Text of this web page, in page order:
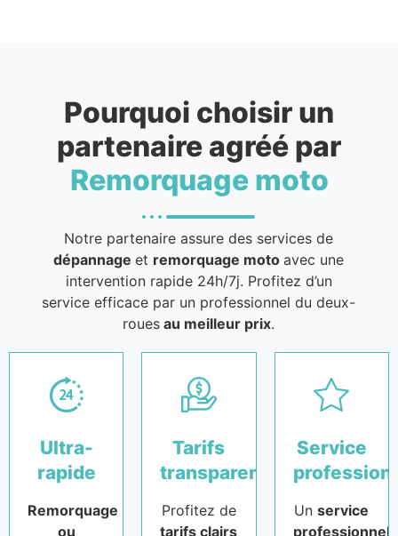
Pourquoi choisir un
partenaire agréé par
Remorquage moto
Notre partenaire assure des services de
dépannageet remorquage motoavec une
intervention rapide 24h/7j. Profitez d’un
service efficace par un professionnel du deux-
roues au meilleur prix.
Ultra-
rapide
Remorquage
ou
Tarifs
transparents
Profitez de
tarifs clairs
Service
Unservice
professionnel